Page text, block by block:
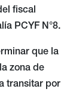
fiscal
PCYF N°8.
que la
zona de
transitar por